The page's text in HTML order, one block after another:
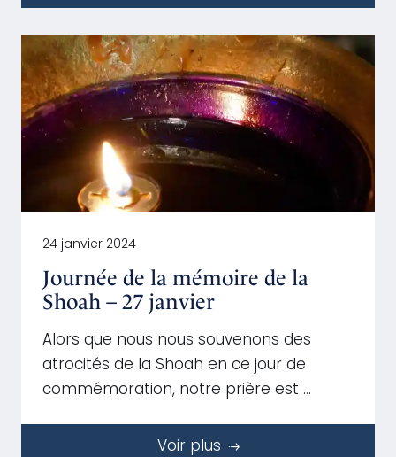
24 janvier 2024
Journée de la mémoire de la
Shoah – 27 janvier
Alors que nous nous souvenons des
atrocités de la Shoah en ce jour de
commémoration, notre prière est …
Voir plus